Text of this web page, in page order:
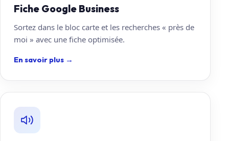
Fiche Google Business
Sortez dans le bloc carte et les recherches « près de
moi » avec une fiche optimisée.
En savoir plus →